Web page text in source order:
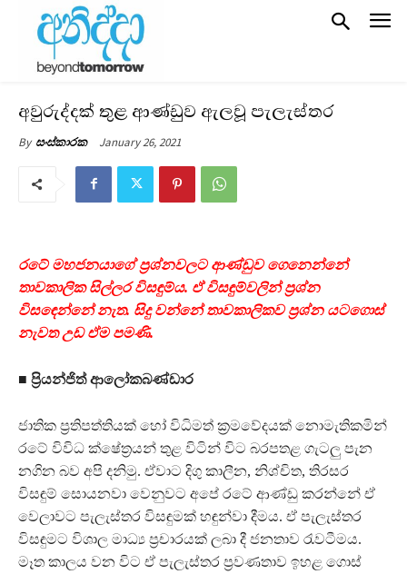
අවුරුද්දක් තුළ ආණ්ඩුව ඇලවූ පැලැස්තර
By සංස්කාරක January 26, 2021
රටේ මහජනයාගේ ප්‍රශ්නවලට ආණ්ඩුව ගෙනෙන්නේ
තාවකාලික සිල්ලර විසඳුම්ය. ඒ විසඳුම්වලින් ප්‍රශ්න
විසඳෙන්නේ නැත. සිදු වන්නේ තාවකාලිකව ප්‍රශ්න යටගොස්
නැවත උඩ ඒම පමණි.
■ ප්‍රියන්ජිත් ආලෝකබණ්ඩාර
ජාතික ප්‍රතිපත්තියක් හෝ විධිමත් ක්‍රමවේදයක් නොමැතිකමින්
රටේ විවිධ ක්ෂේත්‍රයන් තුළ විටින් විට බරපතළ ගැටලු පැන
නගින බව අපි දනිමු. ඒවාට දිගු කාලීන, නිශ්චිත, තිරසර
විසඳුම් සොයනවා වෙනුවට අපේ රටේ ආණ්ඩු කරන්නේ ඒ
වෙලාවට පැලැස්තර විසඳුමක් හඳුන්වා දීමය. ඒ පැලැස්තර
විසඳුමට විශාල මාධ්‍ය ප්‍රචාරයක් ලබා දී ජනතාව රැවටීමය.
මෑත කාලය වන විට ඒ පැලැස්තර ප්‍රවණතාව ඉහළ ගොස්